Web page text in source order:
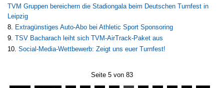
TVM Gruppen bereichern die Stadiongala beim Deutschen Turnfest in
Leipzig
Extragünstiges Auto-Abo bei Athletic Sport Sponsoring
TSV Bacharach leiht sich TVM-AirTrack-Paket aus
Social-Media-Wettbewerb: Zeigt uns euer Turnfest!
Seite 5 von 83